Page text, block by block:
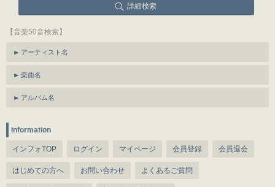
詳細検索
【音楽50音検索】
アーティスト名
楽曲名
アルバム名
information
インフォTOP ログイン マイページ 会員登録 会員退会
はじめての方へ お問い合わせ よくあるご質問